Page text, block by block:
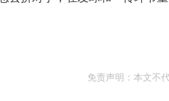
免责声明：本文不